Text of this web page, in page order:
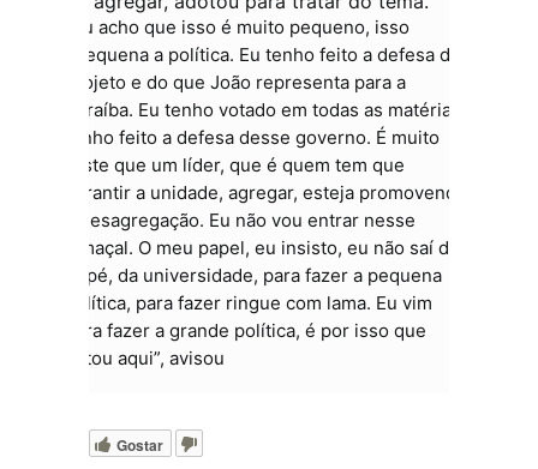
“Eu acho que isso é muito pequeno, isso
apequena a política. Eu tenho feito a defesa do
projeto e do que João representa para a
Paraíba. Eu tenho votado em todas as matérias,
tenho feito a defesa desse governo. É muito
triste que um líder, que é quem tem que
garantir a unidade, agregar, esteja promovendo
a desagregação. Eu não vou entrar nesse
lamaçal. O meu papel, eu insisto, eu não saí de
Sapé, da universidade, para fazer a pequena
política, para fazer ringue com lama. Eu vim
para fazer a grande política, é por isso que
estou aqui”, avisou
Gostar